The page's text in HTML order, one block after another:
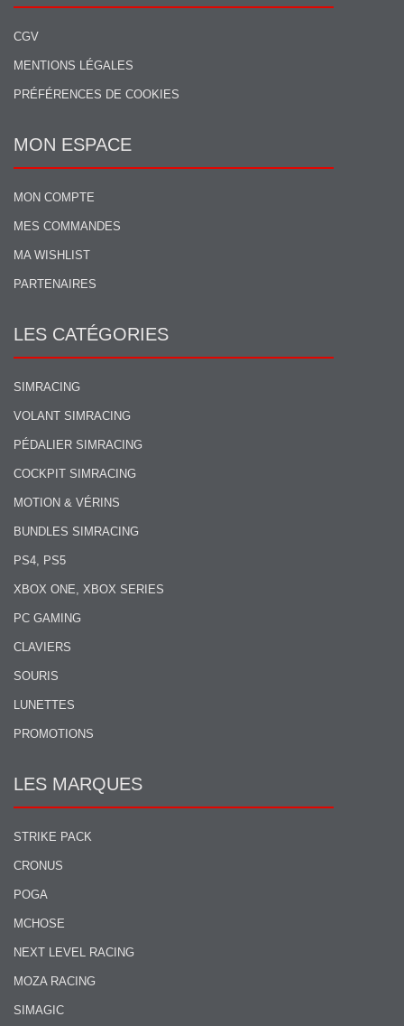
CGV
MENTIONS LÉGALES
PRÉFÉRENCES DE COOKIES
MON ESPACE
MON COMPTE
MES COMMANDES
MA WISHLIST
PARTENAIRES
LES CATÉGORIES
SIMRACING
VOLANT SIMRACING
PÉDALIER SIMRACING
COCKPIT SIMRACING
MOTION & VÉRINS
BUNDLES SIMRACING
PS4, PS5
XBOX ONE, XBOX SERIES
PC GAMING
CLAVIERS
SOURIS
LUNETTES
PROMOTIONS
LES MARQUES
STRIKE PACK
CRONUS
POGA
MCHOSE
NEXT LEVEL RACING
MOZA RACING
SIMAGIC